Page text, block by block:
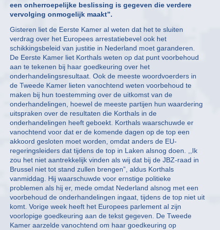
een onherroepelijke beslissing is gegeven die verdere
vervolging onmogelijk maakt”.
Gisteren liet de Eerste Kamer al weten dat het te sluiten
verdrag over het Europees arrestatiebevel ook het
schikkingsbeleid van justitie in Nederland moet garanderen.
De Eerste Kamer liet Korthals weten op dat punt voorbehoud
aan te tekenen bij haar goedkeuring over het
onderhandelingsresultaat. Ook de meeste woordvoerders in
de Tweede Kamer lieten vanochtend weten voorbehoud te
maken bij hun toestemming over de uitkomst van de
onderhandelingen, hoewel de meeste partijen hun waardering
uitspraken over de resultaten die Korthals in de
onderhandelingen heeft geboekt. Korthals waarschuwde er
vanochtend voor dat er de komende dagen op de top een
akkoord gesloten moet worden, omdat anders de EU-
regeringsleiders dat tijdens de top in Laken alsnog doen. ,,Ik
zou het niet aantrekkelijk vinden als wij dat bij de JBZ-raad in
Brussel niet tot stand zullen brengen”, aldus Korthals
vanmiddag. Hij waarschuwde voor ernstige politieke
problemen als hij er, mede omdat Nederland alsnog met een
voorbehoud de onderhandelingen ingaat, tijdens de top niet uit
komt. Vorige week heeft het Europees parlement al zijn
voorlopige goedkeuring aan de tekst gegeven. De Tweede
Kamer aarzelde vanochtend om haar goedkeuring op